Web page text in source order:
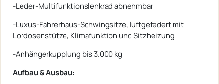
-Leder-Multifunktionslenkrad abnehmbar
-Luxus-Fahrerhaus-Schwingsitze, luftgefedert mit
Lordosenstütze, Klimafunktion und Sitzheizung
-Anhängerkupplung bis 3.000 kg
Aufbau & Ausbau: